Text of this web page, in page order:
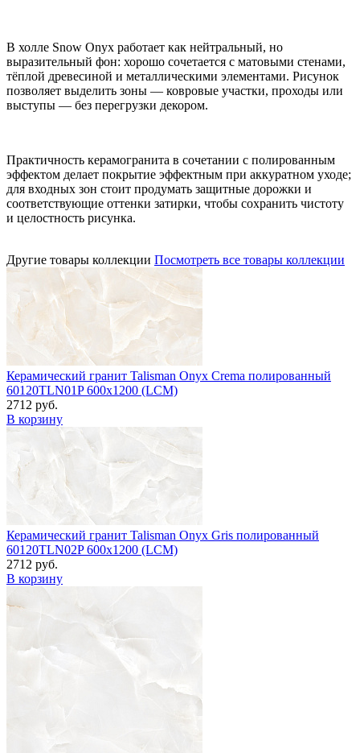
В холле Snow Onyx работает как нейтральный, но
выразительный фон: хорошо сочетается с матовыми стенами,
тёплой древесиной и металлическими элементами. Рисунок
позволяет выделить зоны — ковровые участки, проходы или
выступы — без перегрузки декором.
Практичность керамогранита в сочетании с полированным
эффектом делает покрытие эффектным при аккуратном уходе;
для входных зон стоит продумать защитные дорожки и
соответствующие оттенки затирки, чтобы сохранить чистоту
и целостность рисунка.
Другие товары коллекции Посмотреть все товары коллекции
Керамический гранит Talisman Onyx Crema полированный
60120TLN01P 600x1200 (LCM)
2712 руб.
В корзину
Керамический гранит Talisman Onyx Gris полированный
60120TLN02P 600x1200 (LCM)
2712 руб.
В корзину